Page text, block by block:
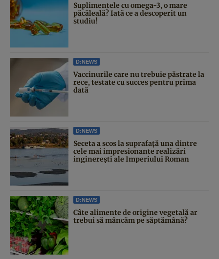
Suplimentele cu omega-3, o mare
păcăleală? Iată ce a descoperit un
studiu!
D:NEWS
Vaccinurile care nu trebuie păstrate la
rece, testate cu succes pentru prima
dată
D:NEWS
Seceta a scos la suprafață una dintre
cele mai impresionante realizări
inginerești ale Imperiului Roman
D:NEWS
Câte alimente de origine vegetală ar
trebui să mâncăm pe săptămână?